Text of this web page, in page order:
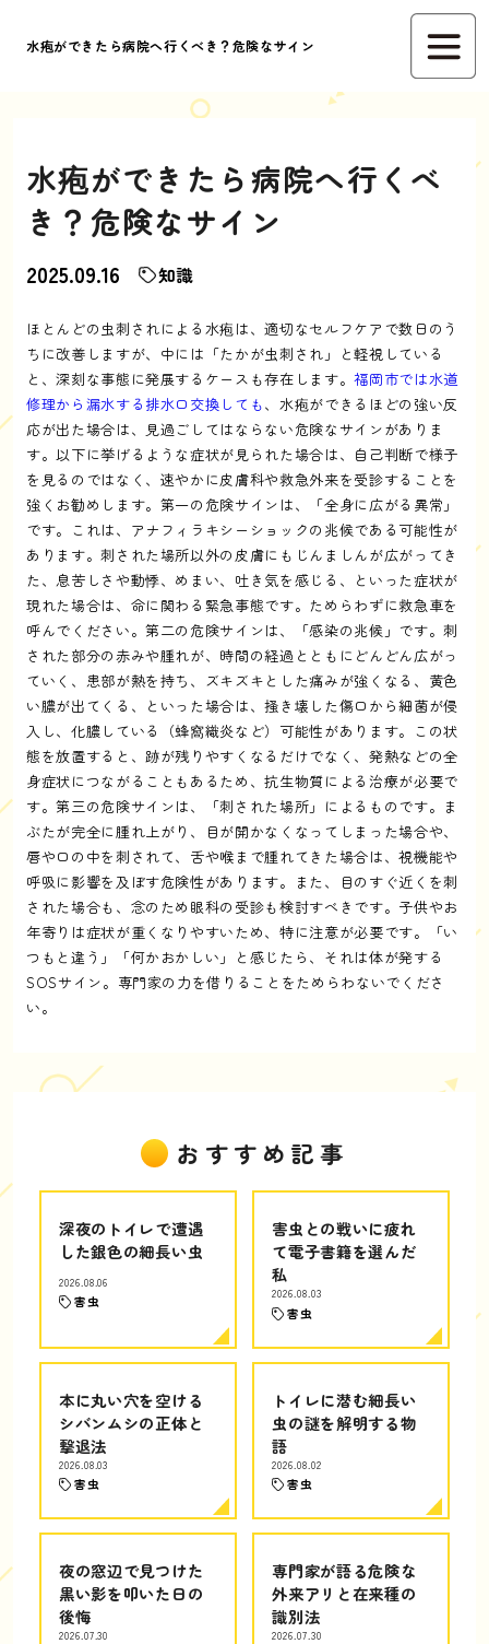
水疱ができたら病院へ行くべき？危険なサイン
水疱ができたら病院へ行くべ
き？危険なサイン
2025.09.16 知識
ほとんどの虫刺されによる水疱は、適切なセルフケアで数日のう
ちに改善しますが、中には「たかが虫刺され」と軽視している
と、深刻な事態に発展するケースも存在します。福岡市では水道
修理から漏水する排水口交換しても、水疱ができるほどの強い反
応が出た場合は、見過ごしてはならない危険なサインがありま
す。以下に挙げるような症状が見られた場合は、自己判断で様子
を見るのではなく、速やかに皮膚科や救急外来を受診することを
強くお勧めします。第一の危険サインは、「全身に広がる異常」
です。これは、アナフィラキシーショックの兆候である可能性が
あります。刺された場所以外の皮膚にもじんましんが広がってき
た、息苦しさや動悸、めまい、吐き気を感じる、といった症状が
現れた場合は、命に関わる緊急事態です。ためらわずに救急車を
呼んでください。第二の危険サインは、「感染の兆候」です。刺
された部分の赤みや腫れが、時間の経過とともにどんどん広がっ
ていく、患部が熱を持ち、ズキズキとした痛みが強くなる、黄色
い膿が出てくる、といった場合は、掻き壊した傷口から細菌が侵
入し、化膿している（蜂窩織炎など）可能性があります。この状
態を放置すると、跡が残りやすくなるだけでなく、発熱などの全
身症状につながることもあるため、抗生物質による治療が必要で
す。第三の危険サインは、「刺された場所」によるものです。ま
ぶたが完全に腫れ上がり、目が開かなくなってしまった場合や、
唇や口の中を刺されて、舌や喉まで腫れてきた場合は、視機能や
呼吸に影響を及ぼす危険性があります。また、目のすぐ近くを刺
された場合も、念のため眼科の受診も検討すべきです。子供やお
年寄りは症状が重くなりやすいため、特に注意が必要です。「い
つもと違う」「何かおかしい」と感じたら、それは体が発する
SOSサイン。専門家の力を借りることをためらわないでくださ
い。
おすすめ記事
深夜のトイレで遭遇
した銀色の細長い虫
2026.08.06
害虫
害虫との戦いに疲れ
て電子書籍を選んだ
私
2026.08.03
害虫
本に丸い穴を空ける
シバンムシの正体と
撃退法
2026.08.03
害虫
トイレに潜む細長い
虫の謎を解明する物
語
2026.08.02
害虫
夜の窓辺で見つけた
黒い影を叩いた日の
後悔
2026.07.30
専門家が語る危険な
外来アリと在来種の
識別法
2026.07.30